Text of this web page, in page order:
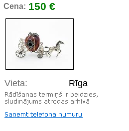
Cena: 150 €
Vieta: Rīga